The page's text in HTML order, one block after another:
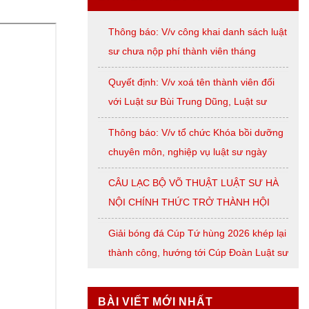
Thông báo: V/v công khai danh sách luật
sư chưa nộp phí thành viên tháng
07/2026
Quyết định: V/v xoá tên thành viên đối
với Luật sư Bùi Trung Dũng, Luật sư
Nguyễn Thị Huế, Luật sư Trần Đình
Triển, Luật sư Lê Thị Oanh
Thông báo: V/v tổ chức Khóa bồi dưỡng
chuyên môn, nghiệp vụ luật sư ngày
08/8/2026 ( thứ Bảy)
CÂU LẠC BỘ VÕ THUẬT LUẬT SƯ HÀ
NỘI CHÍNH THỨC TRỞ THÀNH HỘI
VIÊN LIÊN ĐOÀN VÕ CỔ TRUYỀN
THÀNH PHỐ HÀ NỘI
Giải bóng đá Cúp Tứ hùng 2026 khép lại
thành công, hướng tới Cúp Đoàn Luật sư
BÀI VIẾT MỚI NHẤT